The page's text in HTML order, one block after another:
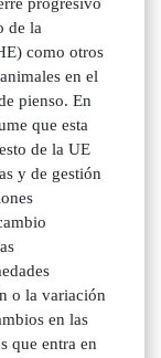
progresivo
de la
como otros
en el
pienso. En
que esta
de la UE
y de gestión
o la variación
en las
que entra en